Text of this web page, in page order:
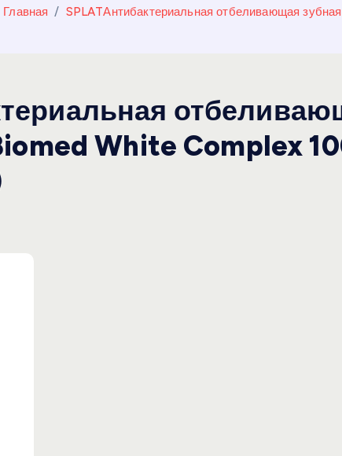
Главная SPLATАнтибактериальная отбеливающая
White Complex